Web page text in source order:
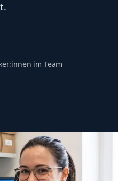
im Team